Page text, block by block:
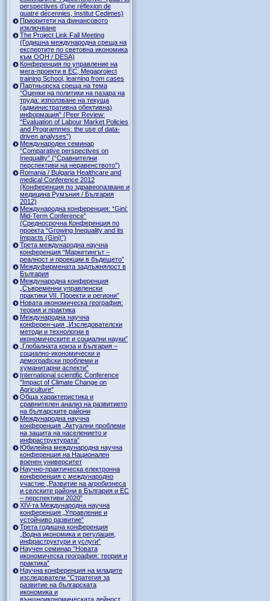
perspectives d’une réflexion de
quatre décennies, Institut Cedimes)
Приоритети на финансовото
изключване
The Project Link Fall Meeting
(Годишна международна среща на
експертите по световна икономика
към ООН / DESA)
Конференция по управление на
мега-проекти в ЕС, Megaproject
training School, learning from cases
Партньорска среща на тема
“Оценки на политики на пазара на
труда: използване на текуща
(административна обективна)
информация” (Peer Review:
“Evaluation of Labour Market Policies
and Programmes: the use of data-
driven analyses”)
Международен семинар
“Comparative perspectives on
Inequality” (“Сравнителни
перспективи на неравенството”)
Romania / Bulgaria Healthcare and
medical Conference 2012
(Конференция по здравеопазване и
медицина Румъния / България
2012)
Международна конференция: “Gini:
Mid-Term Conference”
(Средносрочна Конференция по
проекта “Growing Inequality and its
Impacts (Gini)”)
Трета международна научна
конференция “Маркетингът –
реалност и проекции в бъдещето”
Междуфирмената задлъжнялост в
България
Международна конференция
„Съвременни управленски
практики VII. Проекти и региони”
Новата икономическа география:
теория и практика
Международна научна
конферен¬ция „Изследователски
методи и технологии в
икономическите и социални науки”
„Глобалната криза и България –
социално-икономически и
демографски проблеми и
хуманитарни аспекти”
International scientific Conference
"Impact of Climate Change on
Agriculture"
Обща характеристика и
сравнителен анализ на развитието
на българските райони
Международна научна
конференция „Актуални проблеми
на защита на населението и
инфраструктурата”
Юбилейна международна научна
конференция на Национален
военен университет
Научно-практическа електронна
конференция с международно
участие „Развитие на агробизнеса
и селските райони в България и ЕС
– перспективи 2020”
XIV-та Международна научна
конференция „Управление и
устойчиво развитие”
Трета годишна конференция
„Водна икономика и регулация,
инфраструктури и услуги”
Научен семинар “Новата
икономическа география: теория и
практика”
Научна конференция на младите
изследователи “Стратегия за
развитие на българската
икономика и
външноикономическата дейност